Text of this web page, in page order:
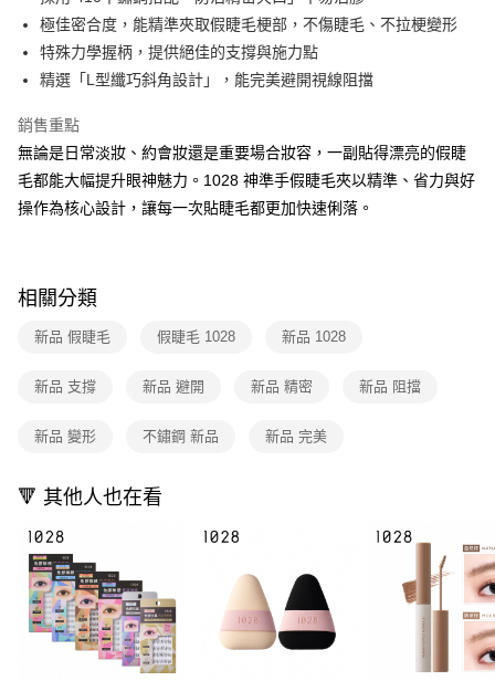
１．於結帳方式選擇「AFTEE先享後付」後，將跳轉至「AFTEE先享後付」
２．訂單成立數日內，您將收到繳費通知簡訊。
３．收到繳費通知簡訊後14天內，點擊此簡訊中的連結，可透過四大超商／
※ 請注意：結帳手續完成當下不需立刻繳費，但若您需要取消訂單，請聯絡
後付繳納相關費用。
※ 交易是否成功請以「AFTEE先享後付 」之結帳頁面顯示為準，若有關於
是否繳費成功／繳費後需取消欲退款等相關疑問，請聯繫「AFTEE先享後付
客戶支援中心」 https://netprotections.freshdesk.com/support/home
易，需依本服務之必要範圍內提供個人資料，並將交易相關給付款項請求債
２．關於個人資料處理事宜，請瀏覽以下網址：
３．未成年的使用者請事先徵得法定代理人或監護人之同意方可使用
「AFTEE先享後付」，若未經同意申辦者引起之損失，本公司不負相關責
４．使用「AFTEE先享後付」時，將依據個別帳號之用戶狀況，依本公司即
５．嚴禁一人註冊多個帳號或使用他人資訊註冊。若發現惡意使用之情形，
付款後全家取貨
每筆NT$80，滿NT$599(含以上)免運費
付款後7-11取貨
每筆NT$80，滿NT$599(含以上)免運費
極佳密合度，能精準夾取假睫毛梗部，不傷睫毛、不拉梗變形
特殊力學握柄，提供絕佳的支撐與施力點
精選「L型纖巧斜角設計」，能完美避開視線阻擋
銷售重點
無論是日常淡妝、約會妝還是重要場合妝容，一副貼得漂亮的假睫
毛都能大幅提升眼神魅力。1028 神準手假睫毛夾以精準、省力與好
操作為核心設計，讓每一次貼睫毛都更加快速俐落。
相關分類
新品 假睫毛 假睫毛 1028 新品 1028
新品 支撐 新品 避開 新品 精密 新品 阻擋
新品 變形 不鏽鋼 新品 新品 完美
🔻 其他人也在看